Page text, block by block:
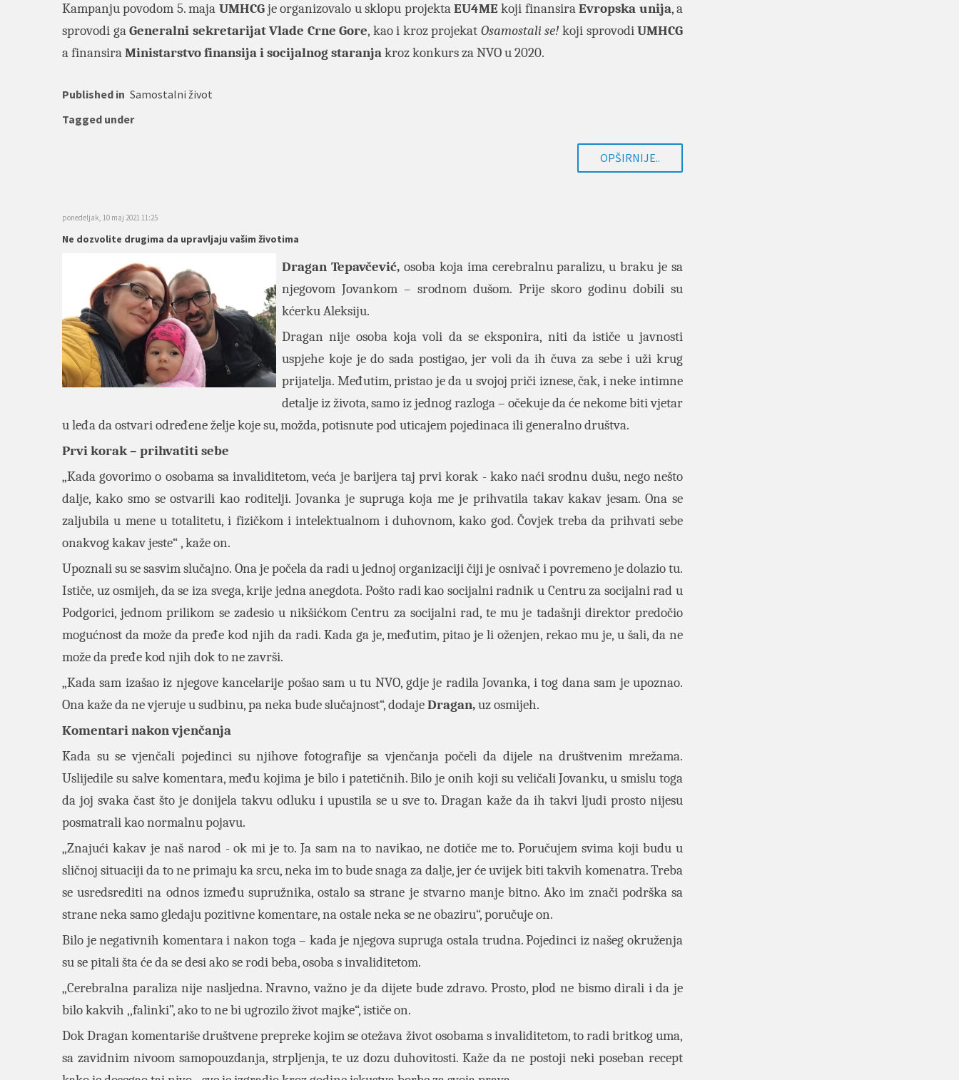
Kampanju povodom 5. maja UMHCGje organizovalo u sklopu projektaEU4ME koji finansiraEvropska unija, a
sprovodi gaGeneralni sekretarijat Vlade Crne Gore, kao i kroz projekat Osamostali se! koji sprovodiUMHCG
a finansiraMinistarstvo finansija i socijalnog staranjakroz konkurs za NVO u 2020.
Published in Samostalni život
Tagged under
OPŠIRNIJE..
ponedeljak, 10 maj 2021 11:25
Ne dozvolite drugima da upravljaju vašim životima
Dragan Tepavčević,osoba koja ima cerebralnu paralizu, u braku je sa
njegovom Jovankom – srodnom dušom. Prije skoro godinu dobili su
kćerku Aleksiju.
Dragan nije osoba koja voli da se eksponira, niti da ističe u javnosti
uspjehe koje je do sada postigao, jer voli da ih čuva za sebe i uži krug
prijatelja. Međutim, pristao je da u svojoj priči iznese, čak, i neke intimne
detalje iz života, samo iz jednog razloga – očekuje da će nekome biti vjetar
u leđa da ostvari određene želje koje su, možda, potisnute pod uticajem pojedinaca ili generalno društva.
Prvi korak – prihvatiti sebe
„Kada govorimo o osobama sa invaliditetom, veća je barijera taj prvi korak - kako naći srodnu dušu, nego nešto
dalje, kako smo se ostvarili kao roditelji. Jovanka je supruga koja me je prihvatila takav kakav jesam. Ona se
zaljubila u mene u totalitetu, i fizičkom i intelektualnom i duhovnom, kako god. Čovjek treba da prihvati sebe
onakvog kakav jeste“ , kaže on.
Upoznali su se sasvim slučajno. Ona je počela da radi u jednoj organizaciji čiji je osnivač i povremeno je dolazio tu.
Ističe, uz osmijeh, da se iza svega, krije jedna anegdota. Pošto radi kao socijalni radnik u Centru za socijalni rad u
Podgorici, jednom prilikom se zadesio u nikšićkom Centru za socijalni rad, te mu je tadašnji direktor predočio
mogućnost da može da pređe kod njih da radi. Kada ga je, međutim, pitao je li oženjen, rekao mu je, u šali, da ne
može da pređe kod njih dok to ne završi.
„Kada sam izašao iz njegove kancelarije pošao sam u tu NVO, gdje je radila Jovanka, i tog dana sam je upoznao.
Ona kaže da ne vjeruje u sudbinu, pa neka bude slučajnost“, dodajeDragan,uz osmijeh.
Komentari nakon vjenčanja
Kada su se vjenčali pojedinci su njihove fotografije sa vjenčanja počeli da dijele na društvenim mrežama.
Uslijedile su salve komentara, među kojima je bilo i patetičnih. Bilo je onih koji su veličali Jovanku, u smislu toga
da joj svaka čast što je donijela takvu odluku i upustila se u sve to. Dragan kaže da ih takvi ljudi prosto nijesu
posmatrali kao normalnu pojavu.
„Znajući kakav je naš narod - ok mi je to. Ja sam na to navikao, ne dotiče me to. Poručujem svima koji budu u
sličnoj situaciji da to ne primaju ka srcu, neka im to bude snaga za dalje, jer će uvijek biti takvih komenatra. Treba
se usredsrediti na odnos između supružnika, ostalo sa strane je stvarno manje bitno. Ako im znači podrška sa
strane neka samo gledaju pozitivne komentare, na ostale neka se ne obaziru“, poručuje on.
Bilo je negativnih komentara i nakon toga – kada je njegova supruga ostala trudna. Pojedinci iz našeg okruženja
su se pitali šta će da se desi ako se rodi beba, osoba s invaliditetom.
„Cerebralna paraliza nije nasljedna. Nravno, važno je da dijete bude zdravo. Prosto, plod ne bismo dirali i da je
bilo kakvih ,,falinki”, ako to ne bi ugrozilo život majke“, ističe on.
Dok Dragan komentariše društvene prepreke kojim se otežava život osobama s invaliditetom, to radi britkog uma,
sa zavidnim nivoom samopouzdanja, strpljenja, te uz dozu duhovitosti. Kaže da ne postoji neki poseban recept